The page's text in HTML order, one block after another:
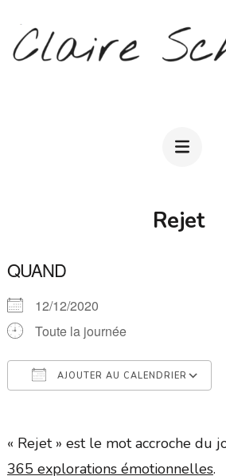
contenu
Rejet
QUAND
12/12/2020
Toute la journée
AJOUTER AU CALENDRIER
« Rejet » est le mot accroche du
365 explorations émotionnelles.